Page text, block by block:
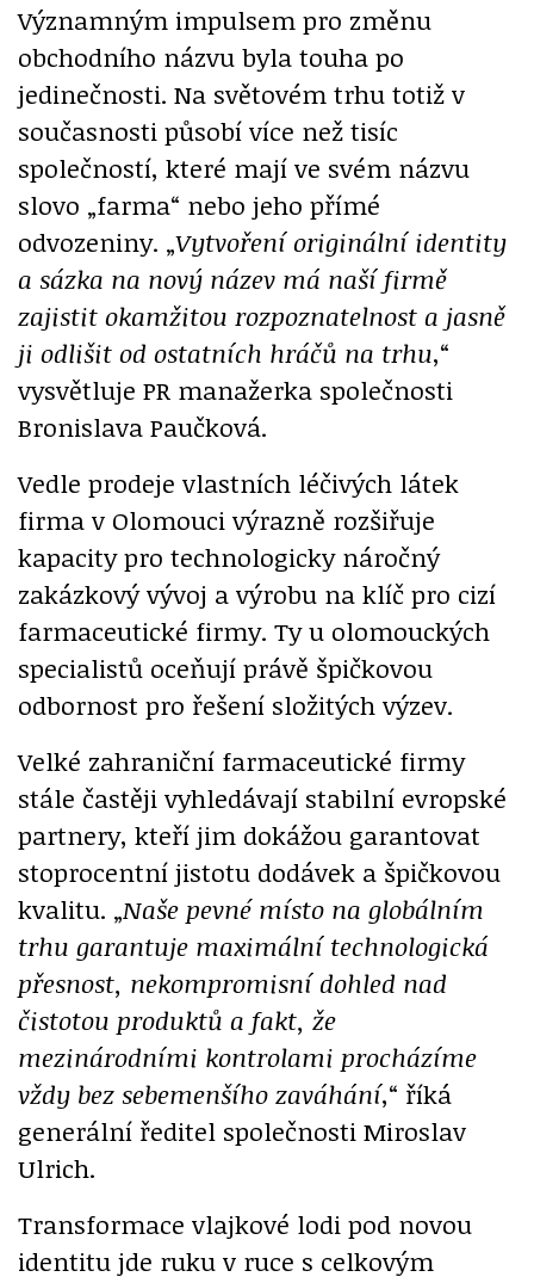
Významným impulsem pro změnu
obchodního názvu byla touha po
jedinečnosti. Na světovém trhu totiž v
současnosti působí více než tisíc
společností, které mají ve svém názvu
slovo „farma“ nebo jeho přímé
odvozeniny. „Vytvoření originální identity
a sázka na nový název má naší firmě
zajistit okamžitou rozpoznatelnost a jasně
ji odlišit od ostatních hráčů na trhu,“
vysvětluje PR manažerka společnosti
Bronislava Paučková.
Vedle prodeje vlastních léčivých látek
firma v Olomouci výrazně rozšiřuje
kapacity pro technologicky náročný
zakázkový vývoj a výrobu na klíč pro cizí
farmaceutické firmy. Ty u olomouckých
specialistů oceňují právě špičkovou
odbornost pro řešení složitých výzev.
Velké zahraniční farmaceutické firmy
stále častěji vyhledávají stabilní evropské
partnery, kteří jim dokážou garantovat
stoprocentní jistotu dodávek a špičkovou
kvalitu. „Naše pevné místo na globálním
trhu garantuje maximální technologická
přesnost, nekompromisní dohled nad
čistotou produktů a fakt, že
mezinárodními kontrolami procházíme
vždy bez sebemenšího zaváhání,“ říká
generální ředitel společnosti Miroslav
Ulrich.
Transformace vlajkové lodi pod novou
identitu jde ruku v ruce s celkovým